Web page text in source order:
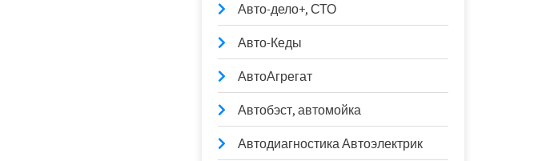
Авто-дело+, СТО
Авто-Кеды
АвтоАгрегат
Автобэст, автомойка
Автодиагностика Автоэлектрик